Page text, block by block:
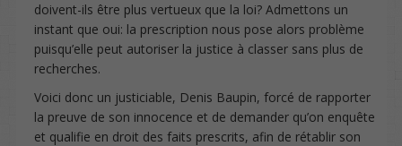
doivent-ils être plus vertueux que la loi? Admettons un
instant que oui: la prescription nous pose alors problème
puisqu’elle peut autoriser la justice à classer sans plus de
recherches.
Voici donc un justiciable, Denis Baupin, forcé de rapporter
la preuve de son innocence et de demander qu’on enquête
et qualifie en droit des faits prescrits, afin de rétablir son